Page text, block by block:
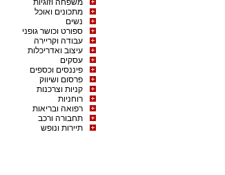
משפחה וזוגיות
מתכונים ואוכל
נשים
ספורט וכושר גופני
עבודה וקריירה
עיצוב ואדריכלות
עסקים
פיננסים וכספים
פרסום ושיווק
קניות וצרכנות
רוחניות
רפואה ובריאות
תחבורה ורכב
תיירות ונופש